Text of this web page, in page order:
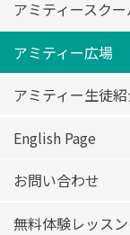
アミティースク
アミティー広場
アミティー生徒
English Page
お問い合わせ
無料体験レッス